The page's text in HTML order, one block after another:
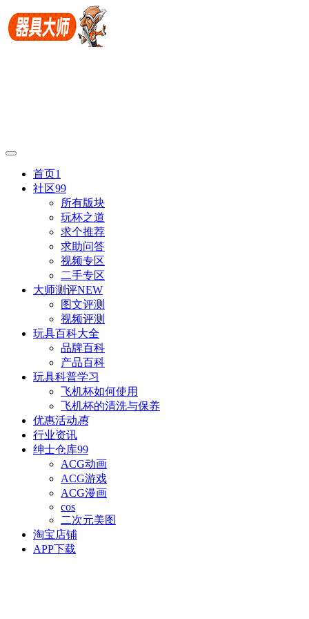
首页1
社区99
所有版块
玩杯之道
求个推荐
求助问答
视频专区
二手专区
大师测评NEW
图文评测
视频评测
玩具百科大全
品牌百科
产品百科
玩具科普学习
飞机杯如何使用
飞机杯的清洗与保养
优惠活动惠
行业资讯
绅士仓库99
ACG动画
ACG游戏
ACG漫画
cos
二次元美图
淘宝店铺
APP下载